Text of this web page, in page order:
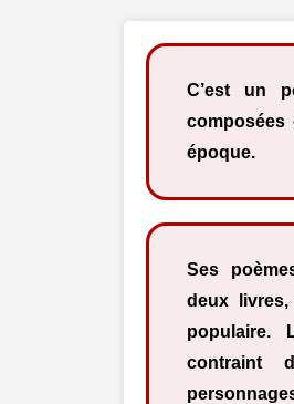
C’est un
époque.
Ses
deux
populaire.
contraint